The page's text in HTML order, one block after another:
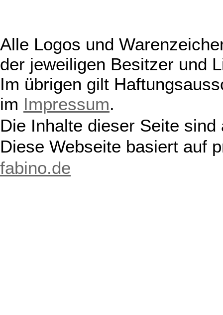
Alle Logos und
der jeweiligen Besitzer und
Im übrigen gilt
im Impressum.
Die Inhalte dieser Seite
Diese Webseite basiert auf
fabino.de